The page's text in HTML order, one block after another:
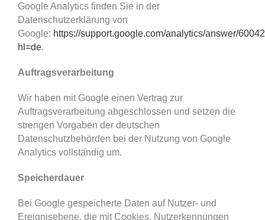
Google Analytics finden Sie in der
Datenschutzerklärung von
Google: https://support.google.com/analytics/answer/
hl=de.
Auftragsverarbeitung
Wir haben mit Google einen Vertrag zur
Auftragsverarbeitung abgeschlossen und setzen die
strengen Vorgaben der deutschen
Datenschutzbehörden bei der Nutzung von Google
Analytics vollständig um.
Speicherdauer
Bei Google gespeicherte Daten auf Nutzer- und
Ereignisebene, die mit Cookies, Nutzerkennungen